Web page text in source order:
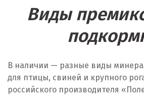
Камышлов
Кемерово
Киров
Виды
В наличии — разные виды
для птицы, свиней и крупного
российского производителя